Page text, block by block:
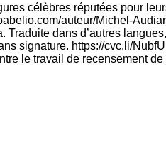
célèbres réputées pour
auteur/Michel-
dans d’autres
signature. https://cvc.li/
le travail de recensement de